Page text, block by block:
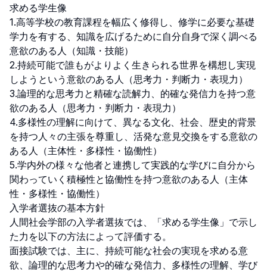
求める学生像
1.高等学校の教育課程を幅広く修得し、修学に必要な基礎
学力を有する、知識を広げるために自分自身で深く調べる
意欲のある人（知識・技能）
2.持続可能で誰もがよりよく生きられる世界を構想し実現
しようという意欲のある人（思考力・判断力・表現力）
3.論理的な思考力と精確な読解力、的確な発信力を持つ意
欲のある人（思考力・判断力・表現力）
4.多様性の理解に向けて、異なる文化、社会、歴史的背景
を持つ人々の主張を尊重し、活発な意見交換をする意欲の
ある人（主体性・多様性・協働性）
5.学内外の様々な他者と連携して実践的な学びに自分から
関わっていく積極性と協働性を持つ意欲のある人（主体
性・多様性・協働性）
入学者選抜の基本方針
人間社会学部の入学者選抜では、「求める学生像」で示し
た力を以下の方法によって評価する。
面接試験では、主に、持続可能な社会の実現を求める意
欲、論理的な思考力や的確な発信力、多様性の理解、学び